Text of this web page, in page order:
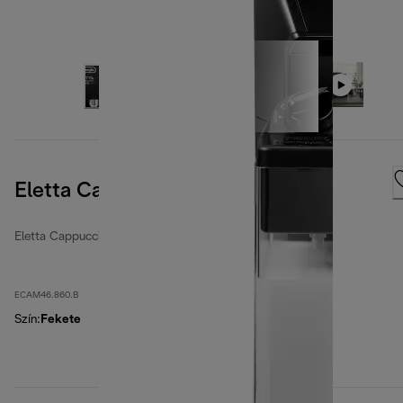
Eletta Cappuccino Evo, Black
Eletta Cappuccino Evo
ECAM46.860.B
Szín: Fekete